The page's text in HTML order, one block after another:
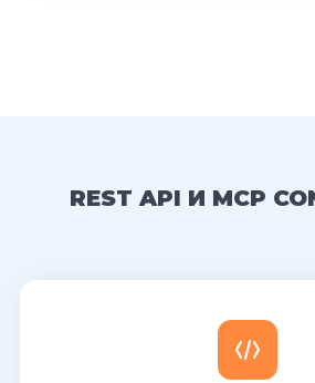
REST API И MCP